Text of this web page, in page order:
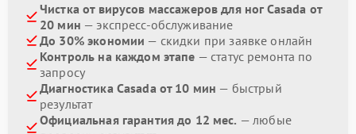
Чистка от вирусов массажеров для ног Casada от
20 мин — экспресс-обслуживание
До 30% экономии — скидки при заявке онлайн
Контроль на каждом этапе — статус ремонта по
запросу
Диагностика Casada от 10 мин — быстрый
результат
Официальная гарантия до 12 мес. — любые